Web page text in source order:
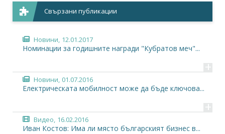
Свързани публикации
Новини, 12.01.2017
Номинации за годишните награди "Кубратов меч"...
+
Новини, 01.07.2016
Електрическата мобилност може да бъде ключова...
+
Видео, 16.02.2016
Иван Костов: Има ли място българският бизнес в...